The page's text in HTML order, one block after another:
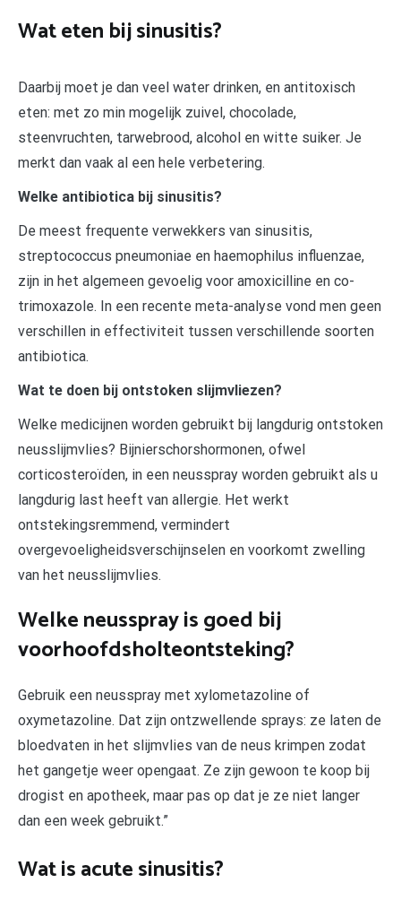
Wat eten bij sinusitis?
Daarbij moet je dan veel water drinken, en antitoxisch
eten: met zo min mogelijk zuivel, chocolade,
steenvruchten, tarwebrood, alcohol en witte suiker. Je
merkt dan vaak al een hele verbetering.
Welke antibiotica bij sinusitis?
De meest frequente verwekkers van sinusitis,
streptococcus pneumoniae en haemophilus influenzae,
zijn in het algemeen gevoelig voor amoxicilline en co-
trimoxazole. In een recente meta-analyse vond men geen
verschillen in effectiviteit tussen verschillende soorten
antibiotica.
Wat te doen bij ontstoken slijmvliezen?
Welke medicijnen worden gebruikt bij langdurig ontstoken
neusslijmvlies? Bijnierschorshormonen, ofwel
corticosteroïden, in een neusspray worden gebruikt als u
langdurig last heeft van allergie. Het werkt
ontstekingsremmend, vermindert
overgevoeligheidsverschijnselen en voorkomt zwelling
van het neusslijmvlies.
Welke neusspray is goed bij
voorhoofdsholteontsteking?
Gebruik een neusspray met xylometazoline of
oxymetazoline. Dat zijn ontzwellende sprays: ze laten de
bloedvaten in het slijmvlies van de neus krimpen zodat
het gangetje weer opengaat. Ze zijn gewoon te koop bij
drogist en apotheek, maar pas op dat je ze niet langer
dan een week gebruikt.”
Wat is acute sinusitis?